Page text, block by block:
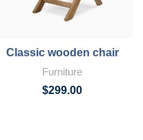
Classic wooden chair
Furniture
$299.00